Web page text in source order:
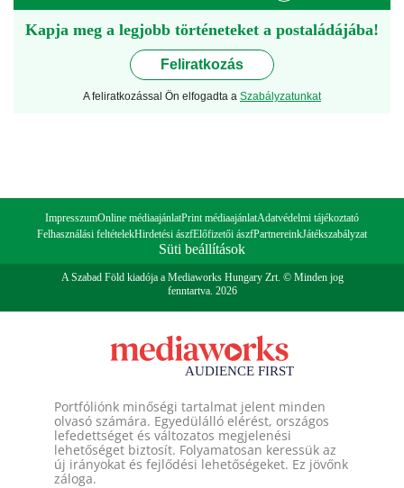
Kapja meg a legjobb történeteket a postaládájába!
Feliratkozás
A feliratkozással Ön elfogadta a Szabályzatunkat
ImpresszumOnline médiaajánlatPrint médiaajánlatAdatvédelmi tájékoztató
Felhasználási feltételekHirdetési ászfElőfizetői ászfPartnereinkJátékszabályzat
Süti beállítások
A Szabad Föld kiadója a Mediaworks Hungary Zrt. © Minden jog
fenntartva. 2026
Portfóliónk minőségi tartalmat jelent minden
olvasó számára. Egyedülálló elérést, országos
lefedettséget és változatos megjelenési
lehetőséget biztosít. Folyamatosan keressük az
új irányokat és fejlődési lehetőségeket. Ez jövőnk
záloga.